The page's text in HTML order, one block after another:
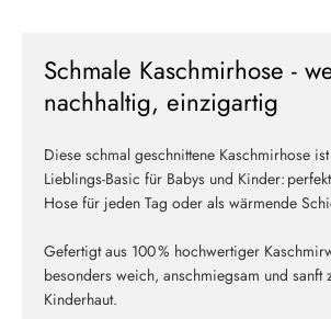
Schmale Kaschmirhose -
nachhaltig, einzigartig
Diese schmal geschnittene Kaschmirhose
Lieblings-Basic für Babys und Kinder:
Hose für jeden Tag oder als wärmende
Gefertigt aus 100 % hochwertiger
besonders weich, anschmiegsam und sanft
Kinderhaut.